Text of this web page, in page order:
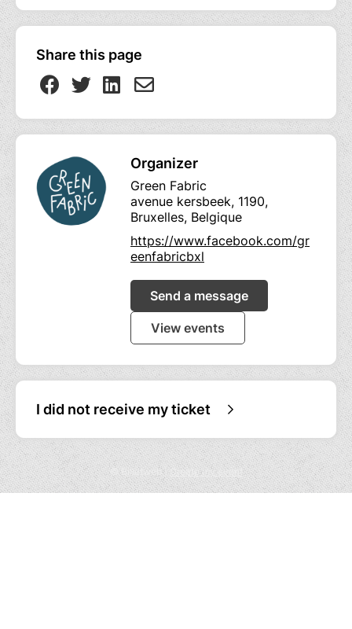
Share this page
Organizer
Green Fabric
avenue kersbeek, 1190,
Bruxelles, Belgique
https://www.facebook.com/gr
eenfabricbxl
Send a message
View events
I did not receive my ticket
© Billetweb |Create my event